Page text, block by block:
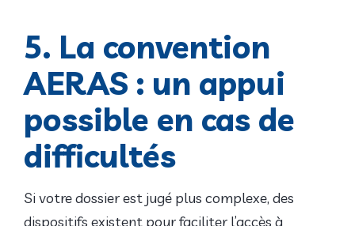
5. La convention
AERAS : un appui
possible en cas de
difficultés
Si votre dossier est jugé plus complexe, des
dispositifs existent pour faciliter l’accès à